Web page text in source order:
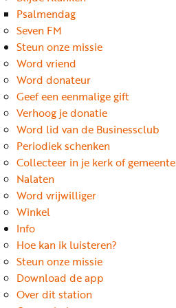
Psalmendag
Seven FM
Steun onze missie
Word vriend
Word donateur
Geef een eenmalige gift
Verhoog je donatie
Word lid van de Businessclub
Periodiek schenken
Collecteer in je kerk of gemeente
Nalaten
Word vrijwilliger
Winkel
Info
Hoe kan ik luisteren?
Steun onze missie
Download de app
Over dit station
nu
vriend
Businessclub
Adverteren
Winkel
Privacy
reglement
Algemene
voorwaarden